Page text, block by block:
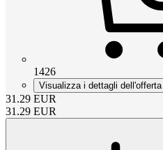
1426
Visualizza i dettagli dell'offerta
31.29 EUR
31.29 EUR